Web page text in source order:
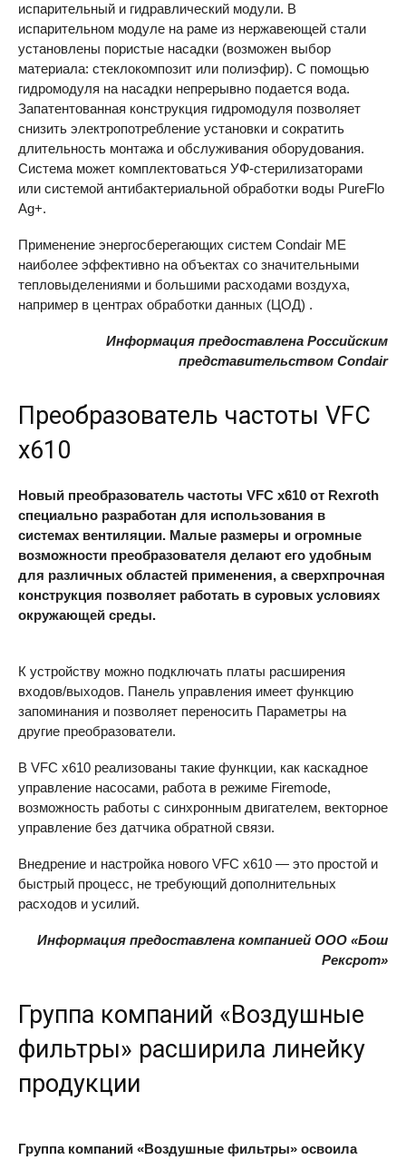
испарительный и гидравлический модули. В
испарительном модуле на раме из нержавеющей стали
установлены пористые насадки (возможен выбор
материала: стеклокомпозит или полиэфир). С помощью
гидромодуля на насадки непрерывно подается вода.
Запатентованная конструкция гидромодуля позволяет
снизить электропотребление установки и сократить
длительность монтажа и обслуживания оборудования.
Система может комплектоваться УФ-стерилизаторами
или системой антибактериальной обработки воды PureFlo
Ag+.
Применение энергосберегающих систем Condair ME
наиболее эффективно на объектах со значительными
тепловыделениями и большими расходами воздуха,
например в центрах обработки данных (ЦОД) .
Информация предоставлена Российским
представительством Condair
Преобразователь частоты VFC
x610
Новый преобразователь частоты VFC x610 от Rexroth
специально разработан для использования в
системах вентиляции. Малые размеры и огромные
возможности преобразователя делают его удобным
для различных областей применения, а сверхпрочная
конструкция позволяет работать в суровых условиях
окружающей среды.
К устройству можно подключать платы расширения
входов/выходов. Панель управления имеет функцию
запоминания и позволяет переносить Параметры на
другие преобразователи.
В VFC x610 реализованы такие функции, как каскадное
управление насосами, работа в режиме Firemode,
возможность работы с синхронным двигателем, векторное
управление без датчика обратной связи.
Внедрение и настройка нового VFC x610 — это простой и
быстрый процесс, не требующий дополнительных
расходов и усилий.
Информация предоставлена компанией ООО «Бош
Рексрот»
Группа компаний «Воздушные
фильтры» расширила линейку
продукции
Группа компаний «Воздушные фильтры» освоила